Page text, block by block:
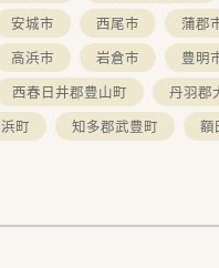
安城市 西尾市 蒲郡
高浜市 岩倉市 豊明
西春日井郡豊山町
丹羽郡
町 知多郡武豊町 額